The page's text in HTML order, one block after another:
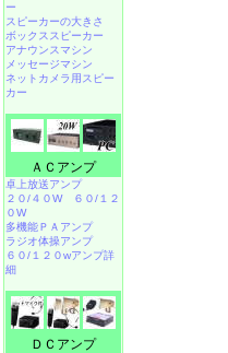
ー
スピーカーの大きさ
ボックススピーカー
アナウンスマシン
メッセージマシン
ネットカメラ用スピー
カー
ＡＣアンプ
卓上放送アンプ
２０/４０W
６０/１２
０W
多機能ＰＡアンプ
ラジオ体操アンプ
６０/１２０wアンプ詳
細
ＤＣアンプ